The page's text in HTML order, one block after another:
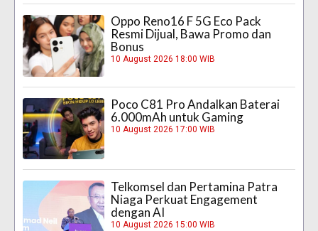
Oppo Reno16 F 5G Eco Pack
Resmi Dijual, Bawa Promo dan
Bonus
10 August 2026 18:00 WIB
Poco C81 Pro Andalkan Baterai
6.000mAh untuk Gaming
10 August 2026 17:00 WIB
Telkomsel dan Pertamina Patra
Niaga Perkuat Engagement
dengan AI
10 August 2026 15:00 WIB